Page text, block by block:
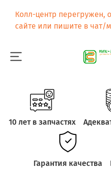
Колл-центр перегружен,
сайте или пишите в чат/
10 лет в запчастях
Гарантия качества